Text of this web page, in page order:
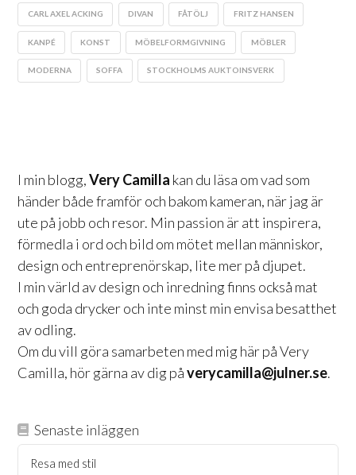
CARL AXEL ACKING DIVAN FÅTÖLJ FRITZ HANSEN
KANPÉ KONST MÖBELFORMGIVNING MÖBLER
MODERNA SOFFA STOCKHOLMS AUKTOINSVERK
I min blogg,Very Camilla kan du läsa om vad som
händer både framför och bakom kameran, när jag är
ute på jobb och resor. Min passion är att inspirera,
förmedla i ord och bild om mötet mellan människor,
design och entreprenörskap, lite mer på djupet.
I min värld av design och inredning finns också mat
och goda drycker och inte minst min envisa besatthet
av odling.
Om du vill göra samarbeten med mig här på Very
Camilla, hör gärna av dig påverycamilla@julner.se.
Senaste inläggen
Resa med stil